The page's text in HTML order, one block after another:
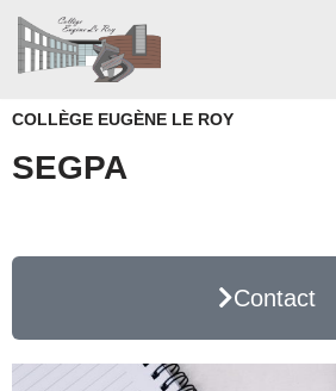
Aller
contenu
COLLÈGE EUGÈNE LE ROY
SEGPA
Contact